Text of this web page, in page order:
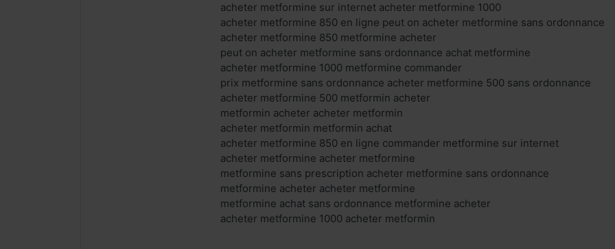
acheter metformine sur internet acheter metformine 1000
acheter metformine 850 en ligne peut on acheter metformine sans ordonnance
acheter metformine 850 metformine acheter
peut on acheter metformine sans ordonnance achat metformine
acheter metformine 1000 metformine commander
prix metformine sans ordonnance acheter metformine 500 sans ordonnance
acheter metformine 500 metformin acheter
metformin acheter acheter metformin
acheter metformin metformin achat
acheter metformine 850 en ligne commander metformine sur internet
acheter metformine acheter metformine
metformine sans prescription acheter metformine sans ordonnance
metformine acheter acheter metformine
metformine achat sans ordonnance metformine acheter
acheter metformine 1000 acheter metformin